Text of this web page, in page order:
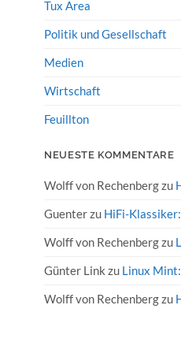
Tux Area
Politik und Gesellschaft
Medien
Wirtschaft
Feuillton
NEUESTE KOMMENTARE
Wolff von Rechenbergzu
Guenterzu HiFi-
Wolff von Rechenbergzu
Günter Link zu Linux
Wolff von Rechenbergzu